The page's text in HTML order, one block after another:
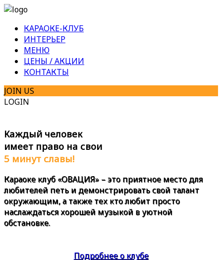
КАРАОКЕ-КЛУБ
ИНТЕРЬЕР
МЕНЮ
ЦЕНЫ / АКЦИИ
КОНТАКТЫ
JOIN US
LOGIN
Каждый человек
имеет право на свои
5 минут славы!
Караоке клуб«ОВАЦИЯ» – это приятное место для
любителей петь и демонстрировать свой талант
окружающим, а также тех кто любит просто
наслаждаться хорошей музыкой в уютной
обстановке.
Подробнее о клубе